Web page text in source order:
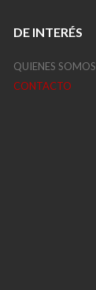
DE INTERÉS
QUIENES SOMOS
CONTACTO